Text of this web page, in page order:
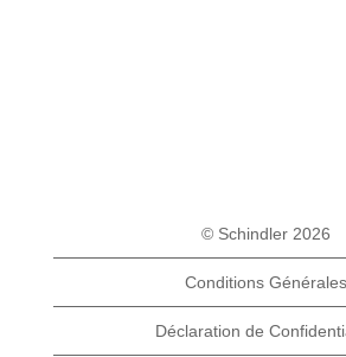
© Schindler 2026
Conditions Générales
Déclaration de